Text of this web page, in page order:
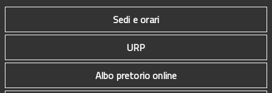
Sedi e orari
URP
Albo pretorio online